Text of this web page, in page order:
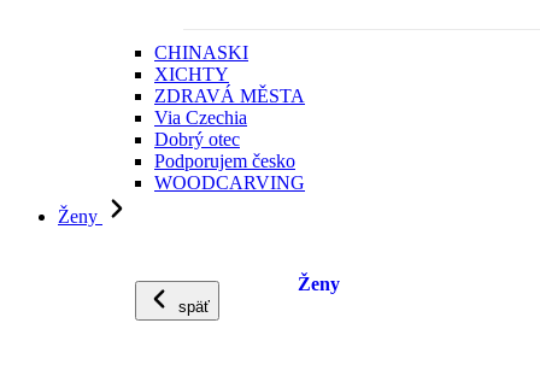
CHINASKI
XICHTY
ZDRAVÁ MĚSTA
Via Czechia
Dobrý otec
Podporujem česko
WOODCARVING
Ženy
späť
Ženy